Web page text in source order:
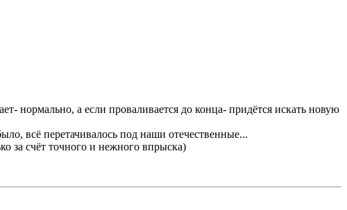
нормально, а если проваливается до конца- придётся искать новую
всё перетачивалось под наши отечественные...
за счёт точного и нежного впрыска)